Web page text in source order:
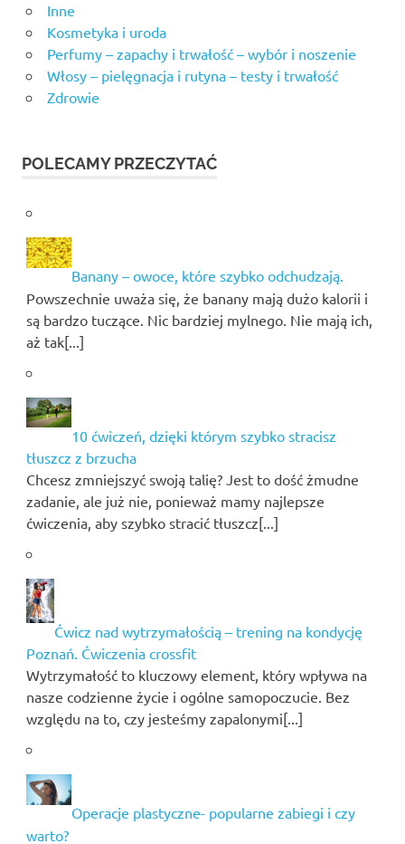
Inne
Kosmetyka i uroda
Perfumy – zapachy i trwałość – wybór i noszenie
Włosy – pielęgnacja i rutyna – testy i trwałość
Zdrowie
POLECAMY PRZECZYTAĆ
Banany – owoce, które szybko odchudzają.
Powszechnie uważa się, że banany mają dużo kalorii i
są bardzo tuczące. Nic bardziej mylnego. Nie mają ich,
aż tak[...]
10 ćwiczeń, dzięki którym szybko stracisz
tłuszcz z brzucha
Chcesz zmniejszyć swoją talię? Jest to dość żmudne
zadanie, ale już nie, ponieważ mamy najlepsze
ćwiczenia, aby szybko stracić tłuszcz[...]
Ćwicz nad wytrzymałością – trening na kondycję
Poznań. Ćwiczenia crossfit
Wytrzymałość to kluczowy element, który wpływa na
nasze codzienne życie i ogólne samopoczucie. Bez
względu na to, czy jesteśmy zapalonymi[...]
Operacje plastyczne- popularne zabiegi i czy
warto?